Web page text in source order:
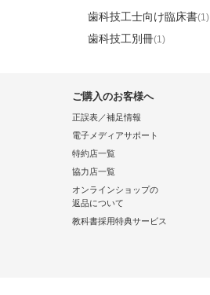
歯科技工士向け臨床書(1)
歯科技工別冊(1)
ご購入のお客様へ
正誤表／補足情報
電子メディアサポート
特約店一覧
協力店一覧
オンラインショップの
返品について
教科書採用特典サービス